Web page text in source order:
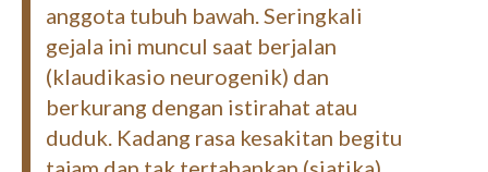
anggota tubuh bawah. Seringkali
gejala ini muncul saat berjalan
(klaudikasio neurogenik) dan
berkurang dengan istirahat atau
duduk. Kadang rasa kesakitan begitu